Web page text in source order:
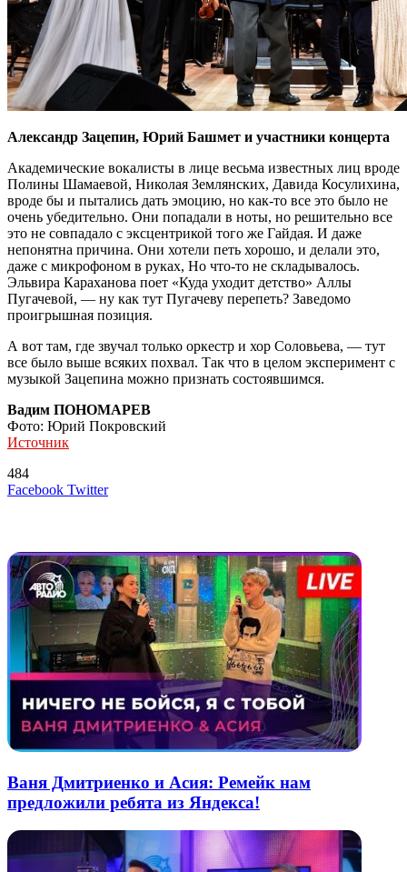
Александр Зацепин, Юрий Башмет и участники концерта
Академические вокалисты в лице весьма известных лиц вроде
Полины Шамаевой, Николая Землянских, Давида Косулихина,
вроде бы и пытались дать эмоцию, но как-то все это было не
очень убедительно. Они попадали в ноты, но решительно все
это не совпадало с эксцентрикой того же Гайдая. И даже
непонятна причина. Они хотели петь хорошо, и делали это,
даже с микрофоном в руках, Но что-то не складывалось.
Эльвира Караханова поет «Куда уходит детство» Аллы
Пугачевой, — ну как тут Пугачеву перепеть? Заведомо
проигрышная позиция.
А вот там, где звучал только оркестр и хор Соловьева, — тут
все было выше всяких похвал. Так что в целом эксперимент с
музыкой Зацепина можно признать состоявшимся.
Вадим ПОНОМАРЕВ
Фото: Юрий Покровский
Источник
484
Facebook TwitterLinkedIn
Tumblr
Reddit
Вконтакте
Одноклассники
Skype
Messenger
Messenger
WhatsApp
Telegram
Viber
Line
Поделиться
Печатать
Ваня Дмитриенко и Асия: Ремейк нам
предложили ребята из Яндекса!